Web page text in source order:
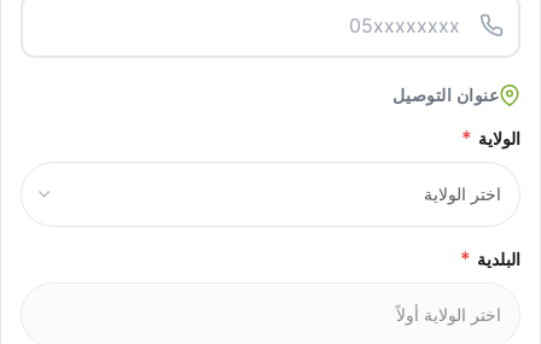
عنوان التوصيل
الولاية *
البلدية *